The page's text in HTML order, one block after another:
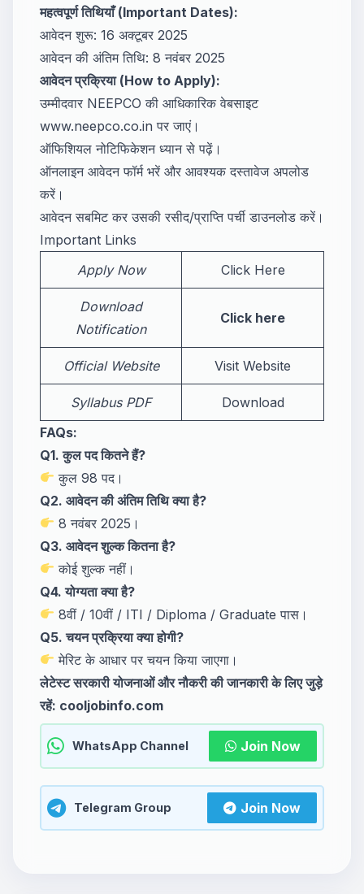
महत्वपूर्ण तिथियाँ (Important Dates):
आवेदन शुरू: 16 अक्टूबर 2025
आवेदन की अंतिम तिथि: 8 नवंबर 2025
आवेदन प्रक्रिया (How to Apply):
उम्मीदवार NEEPCO की आधिकारिक वेबसाइट
www.neepco.co.in पर जाएं।
ऑफिशियल नोटिफिकेशन ध्यान से पढ़ें।
ऑनलाइन आवेदन फॉर्म भरें और आवश्यक दस्तावेज अपलोड
करें।
आवेदन सबमिट कर उसकी रसीद/प्राप्ति पर्ची डाउनलोड करें।
Important Links
Apply Now
Click Here
Download
Notification
Click here
Official Website Visit Website
Syllabus PDF
Download
FAQs:
Q1. कुल पद कितने हैं?
कुल 98 पद।
Q2. आवेदन की अंतिम तिथि क्या है?
8 नवंबर 2025।
Q3. आवेदन शुल्क कितना है?
कोई शुल्क नहीं।
Q4. योग्यता क्या है?
8वीं / 10वीं / ITI / Diploma / Graduate पास।
Q5. चयन प्रक्रिया क्या होगी?
मेरिट के आधार पर चयन किया जाएगा।
लेटेस्ट सरकारी योजनाओं और नौकरी की जानकारी के लिए जुड़े
रहें: cooljobinfo.com
WhatsApp Channel Join Now
Telegram Group Join Now